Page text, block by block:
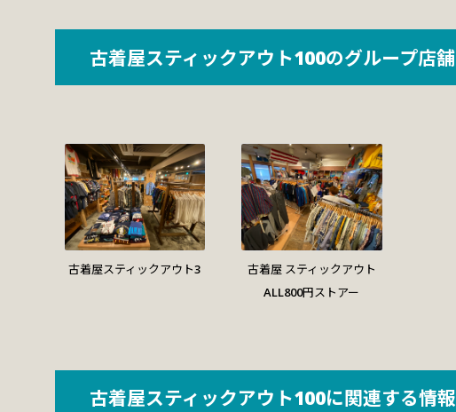
古着屋スティックアウト100のグループ店舗
古着屋スティックアウト3
古着屋 スティックアウト
ALL800円ストアー
古着屋スティックアウト100に関連する情報